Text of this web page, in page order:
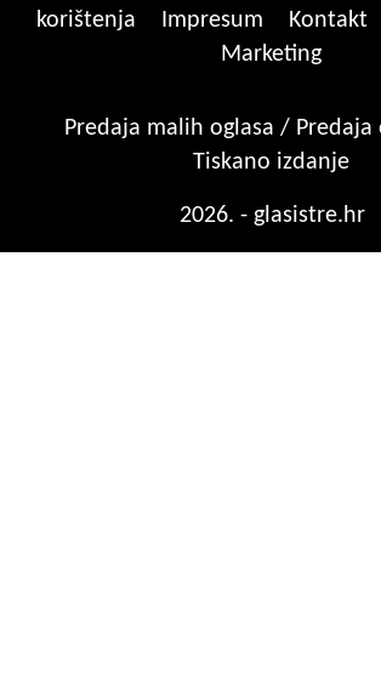
korištenja
Impresum Kontakt
Marketing
Predaja malih oglasa / Predaja
Tiskano izdanje
2026. - glasistre.hr